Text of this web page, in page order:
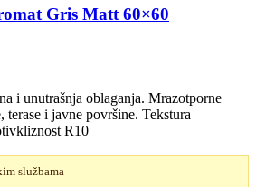
Gris Matt 60×60
i unutrašnja oblaganja. Mrazotporne
terase i javne površine. Tekstura
R10
službama